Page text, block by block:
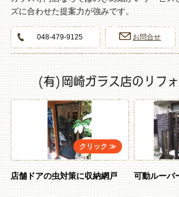
ズに合わせた提案力が強みです。
048-479-9125 お問合せ
(有)岡崎ガラス店のリフ
店舗ドアの虫対策に収納網戸 可動ルーバ